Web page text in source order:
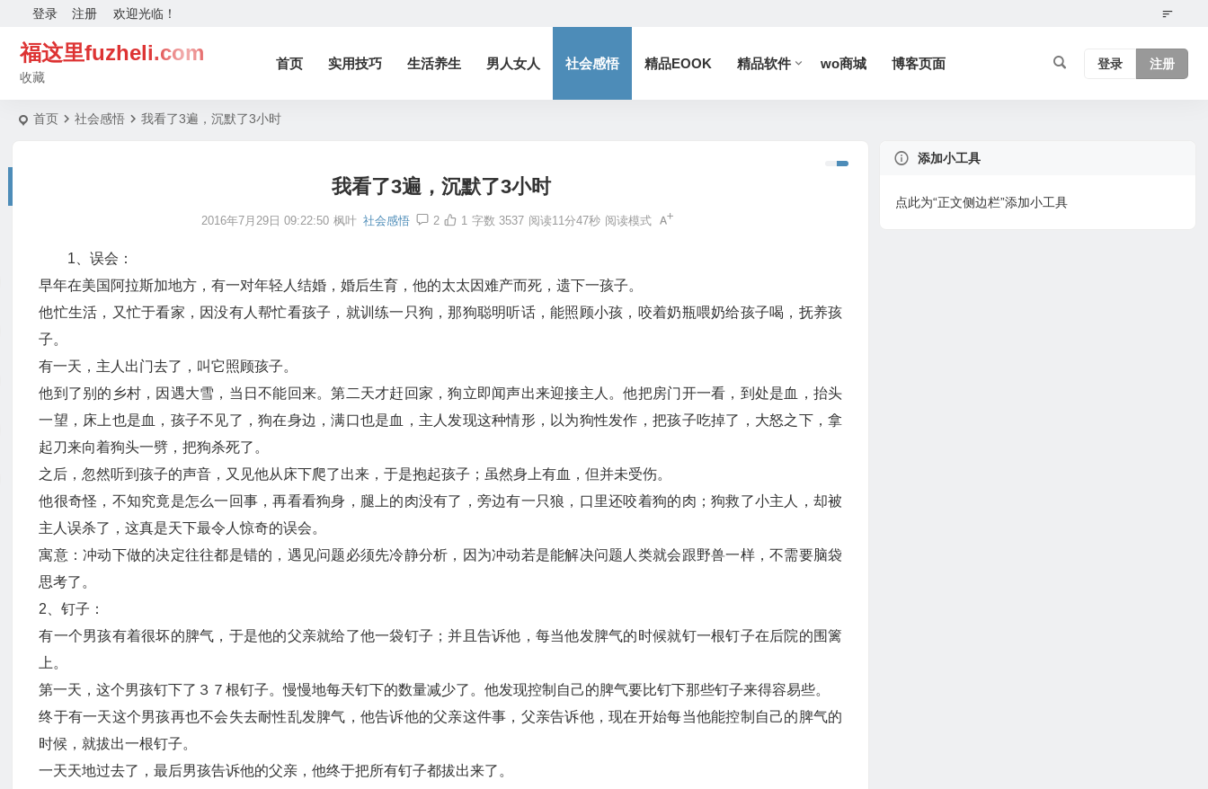
欢迎光临！
登录 注册
福这里fuzheli.com
收藏
首页 实用技巧 生活养生 男人女人 社会感悟 精品EOOK 精品软件 wo商城 博客页面 登录 注册
首页 社会感悟 我看了3遍，沉默了3小时
我看了3遍，沉默了3小时
2016年7月29日 09:22:50 枫叶 社会感悟 2 1 字数 3537 阅读11分47秒 阅读模式
1、误会：
早年在美国阿拉斯加地方，有一对年轻人结婚，婚后生育，他的太太因难产而死，遗下一孩子。
他忙生活，又忙于看家，因没有人帮忙看孩子，就训练一只狗，那狗聪明听话，能照顾小孩，咬着奶瓶喂奶给孩子喝，抚养孩
子。
有一天，主人出门去了，叫它照顾孩子。
他到了别的乡村，因遇大雪，当日不能回来。第二天才赶回家，狗立即闻声出来迎接主人。他把房门开一看，到处是血，抬头
一望，床上也是血，孩子不见了，狗在身边，满口也是血，主人发现这种情形，以为狗性发作，把孩子吃掉了，大怒之下，拿
起刀来向着狗头一劈，把狗杀死了。
之后，忽然听到孩子的声音，又见他从床下爬了出来，于是抱起孩子；虽然身上有血，但并未受伤。
他很奇怪，不知究竟是怎么一回事，再看看狗身，腿上的肉没有了，旁边有一只狼，口里还咬着狗的肉；狗救了小主人，却被
主人误杀了，这真是天下最令人惊奇的误会。
寓意：冲动下做的决定往往都是错的，遇见问题必须先冷静分析，因为冲动若是能解决问题人类就会跟野兽一样，不需要脑袋
思考了。
2、钉子：
有一个男孩有着很坏的脾气，于是他的父亲就给了他一袋钉子；并且告诉他，每当他发脾气的时候就钉一根钉子在后院的围篱
上。
第一天，这个男孩钉下了３７根钉子。慢慢地每天钉下的数量减少了。他发现控制自己的脾气要比钉下那些钉子来得容易些。
终于有一天这个男孩再也不会失去耐性乱发脾气，他告诉他的父亲这件事，父亲告诉他，现在开始每当他能控制自己的脾气的
时候，就拔出一根钉子。
一天天地过去了，最后男孩告诉他的父亲，他终于把所有钉子都拔出来了。
添加小工具
点此为“正文侧边栏”添加小工具